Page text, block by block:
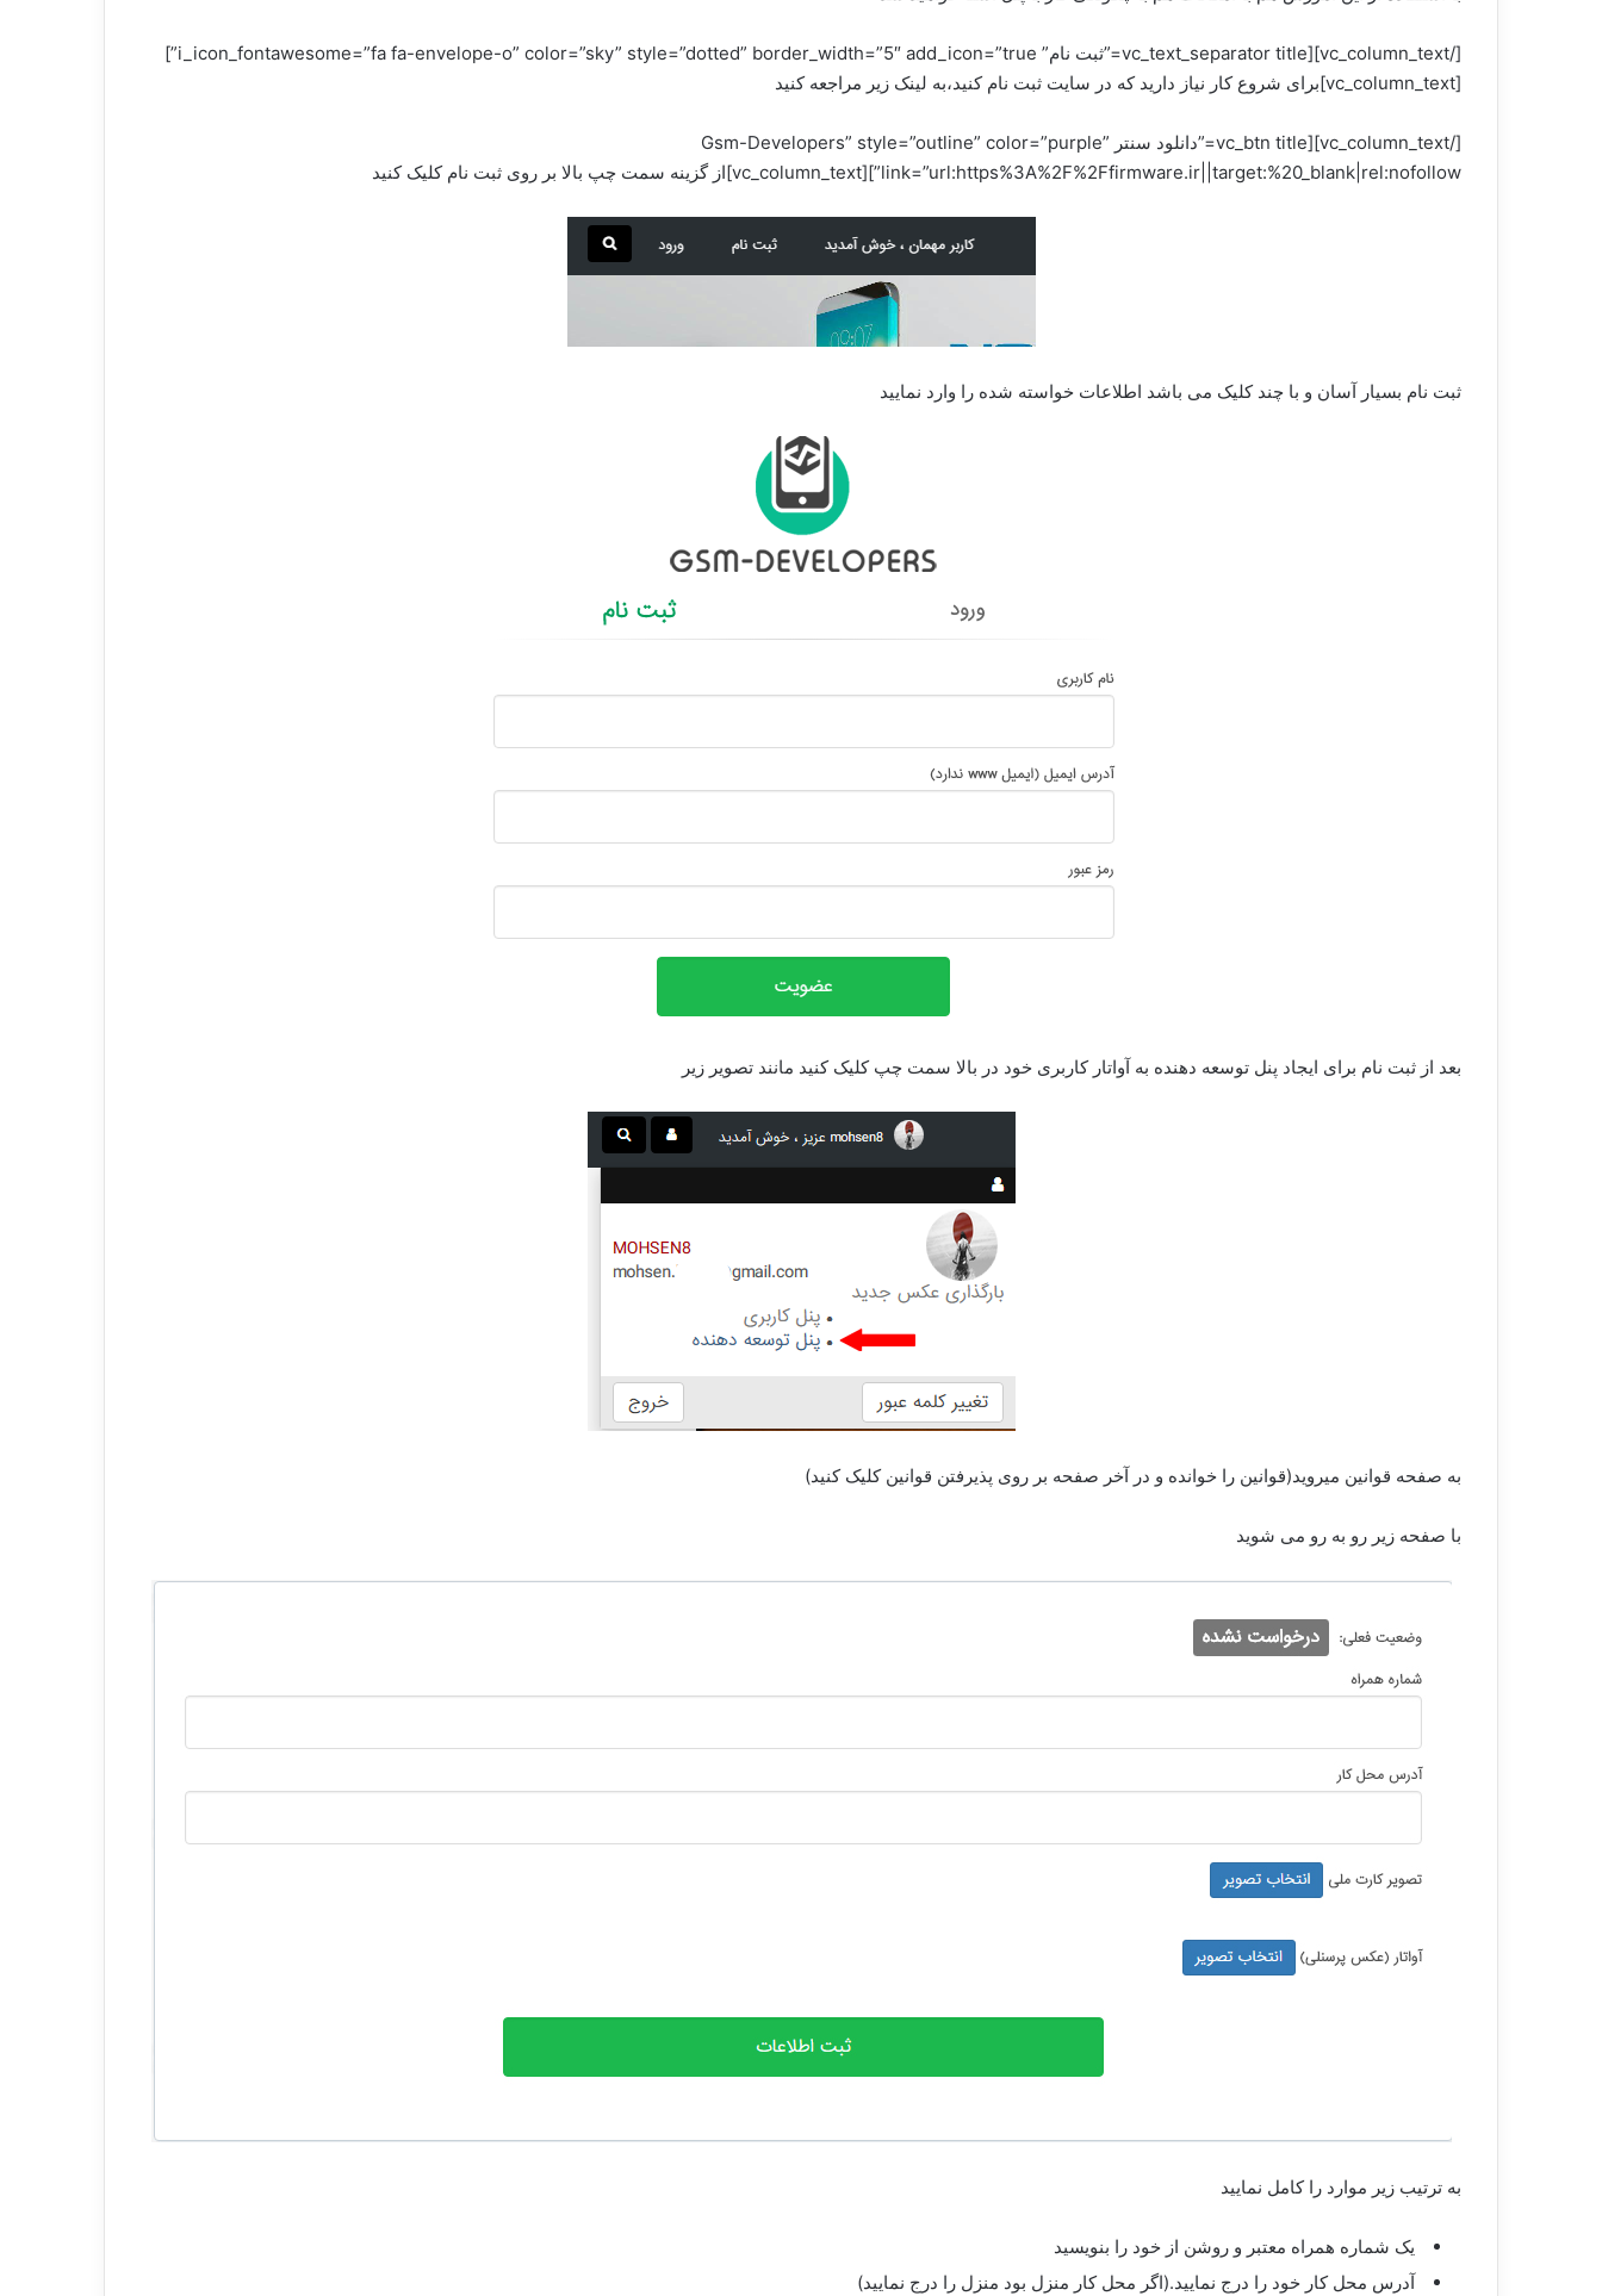
[/vc_column_text][vc_text_separator title=”ثبت نام” i_icon_fontawesome=”fa fa-envelope-o” color=”sky” style=”dotted” border_width=”5″ add_icon=”true”]
[vc_column_text]برای شروع کار نیاز دارید که در سایت ثبت نام کنید،به لینک زیر مراجعه کنید
[/vc_column_text][vc_btn title=”دانلود سنتر Gsm-Developers” style=”outline” color=”purple”
link=”url:https%3A%2F%2Ffirmware.ir||target:%20_blank|rel:nofollow”][vc_column_text]از گزینه سمت چپ بالا بر روی ثبت نام کلیک کنید
ثبت نام بسیار آسان و با چند کلیک می باشد اطلاعات خواسته شده را وارد نمایید
بعد از ثبت نام برای ایجاد پنل توسعه دهنده به آواتار کاربری خود در بالا سمت چپ کلیک کنید مانند تصویر زیر
به صفحه قوانین میروید(قوانین را خوانده و در آخر صفحه بر روی پذیرفتن قوانین کلیک کنید)
با صفحه زیر رو به رو می شوید
به ترتیب زیر موارد را کامل نمایید
یک شماره همراه معتبر و روشن از خود را بنویسید
آدرس محل کار خود را درج نمایید.(اگر محل کار منزل بود منزل را درج نمایید)